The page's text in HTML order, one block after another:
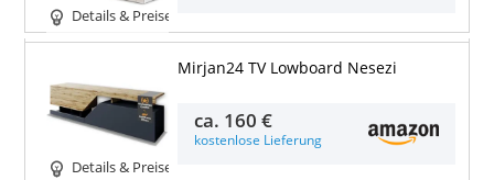
Details & Preise
Details & Preise
Mirjan24 TV Lowboard Nesezi
ca. 160 €
kostenlose Lieferung